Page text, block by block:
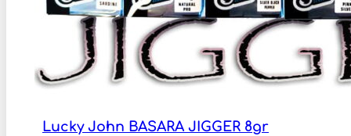
Lucky John BASARA JIGGER 8gr